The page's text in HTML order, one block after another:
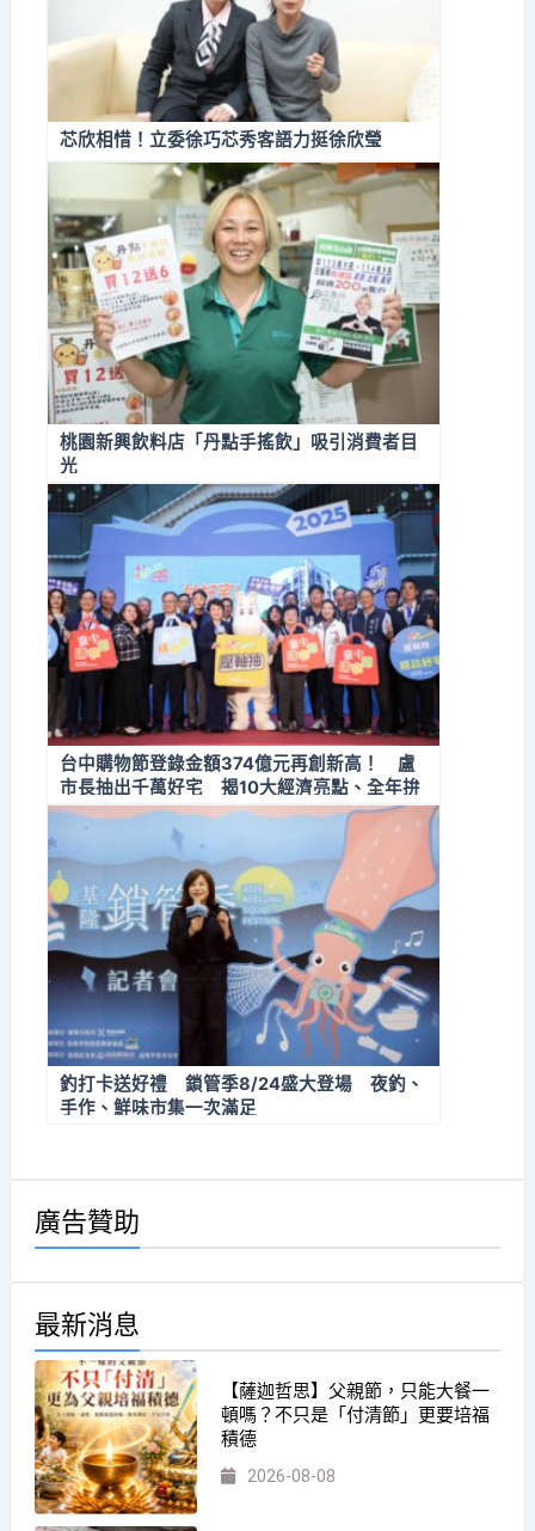
芯欣相惜！立委徐巧芯秀客語力挺徐欣瑩
桃園新興飲料店「丹點手搖飲」吸引消費者目
光
台中購物節登錄金額374億元再創新高！ 盧
市長抽出千萬好宅 揭10大經濟亮點、全年拚
經濟不停歇
釣打卡送好禮 鎖管季8/24盛大登場 夜釣、
手作、鮮味市集一次滿足
廣告贊助
最新消息
【薩迦哲思】父親節，只能大餐一
頓嗎？不只是「付清節」更要培福
積德
2026-08-08